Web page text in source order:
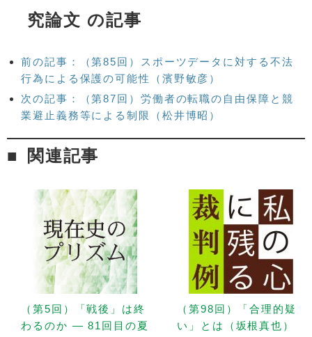
究論文 の記事
前の記事：（第85回）スポーツデータに対する不法
行為による保護の可能性（濱野敏彦）
次の記事：（第87回）労働者の転職の自由保障と競
業避止義務等による制限（松井博昭）
関連記事
（第5回）「戦後」は終
わるのか — 81回目の夏
（第98回）「合理的疑
い」とは（坂根真也）